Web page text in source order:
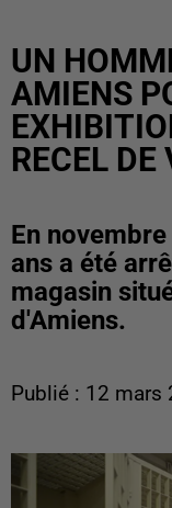
UN
AMIENS
RECEL DE
En
ans a été
magasin
d'Amiens.
Publié : 12 mars